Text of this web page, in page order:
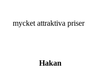
mycket attraktiva priser
Hakan